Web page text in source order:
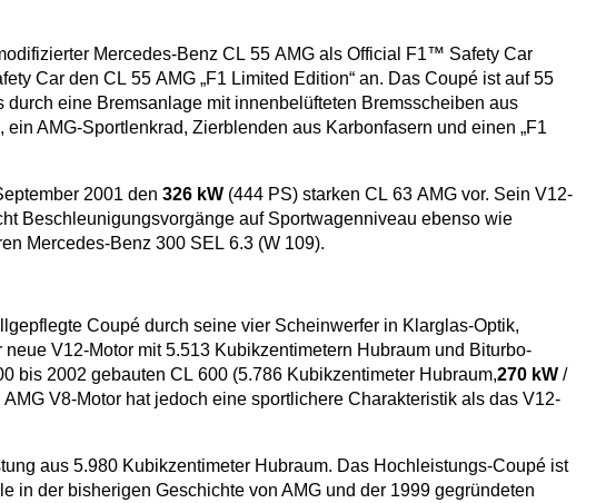
Mercedes-Benz CL 55 AMG als Official F1™ Safety Car
Car den CL 55 AMG „F1 Limited Edition“ an. Das Coupé ist auf 55
eine Bremsanlage mit innenbelüfteten Bremsscheiben aus
AMG-Sportlenkrad, Zierblenden aus Karbonfasern und einen „F1
2001 den 326 kW (444 PS) starken CL 63 AMG vor. Sein V12-
Beschleunigungsvorgänge auf Sportwagenniveau ebenso wie
Mercedes-Benz 300 SEL 6.3 (W 109).
Coupé durch seine vier Scheinwerfer in Klarglas-Optik,
V12-Motor mit 5.513 Kubikzentimetern Hubraum und Biturbo-
bis 2002 gebauten CL 600 (5.786 Kubikzentimeter Hubraum,270 kW /
V8-Motor hat jedoch eine sportlichere Charakteristik als das V12-
aus 5.980 Kubikzentimeter Hubraum. Das Hochleistungs-Coupé ist
in der bisherigen Geschichte von AMG und der 1999 gegründeten